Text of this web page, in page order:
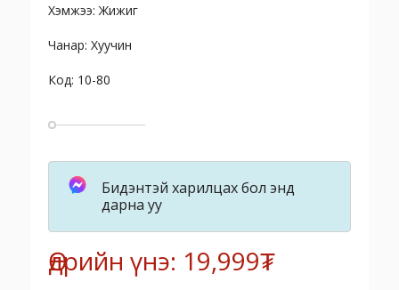
Хэмжээ: Жижиг
Чанар: Хуучин
Код: 10-80
Бидэнтэй харилцах бол энд
дарна уу
Өдрийн үнэ: 19,999₮